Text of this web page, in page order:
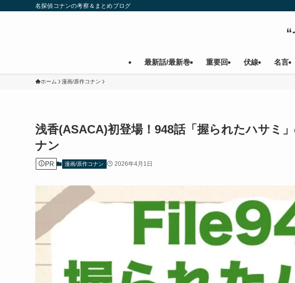
名探偵コナンの考察＆まとめブログ
最新話/最新巻 重要回 伏線 名言
ホーム 漫画/原作コナン
浅香(ASACA)初登場！948話「握られたハサミ
ナン
PR 漫画/原作コナン 2026年4月1日